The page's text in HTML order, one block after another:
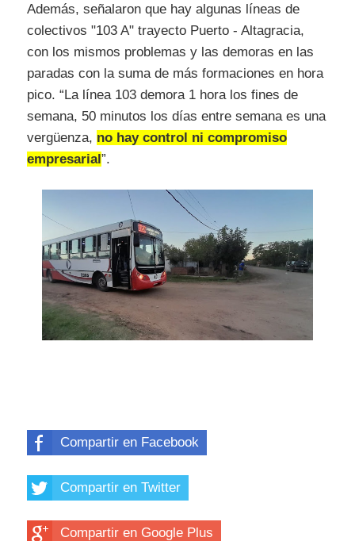
Además, señalaron que hay algunas líneas de
colectivos "103 A" trayecto Puerto - Altagracia,
con los mismos problemas y las demoras en las
paradas con la suma de más formaciones en hora
pico. “La línea 103 demora 1 hora los fines de
semana, 50 minutos los días entre semana es una
vergüenza, no hay control ni compromiso
empresarial”.
Compartir en Facebook
Compartir en Twitter
Compartir en Google Plus